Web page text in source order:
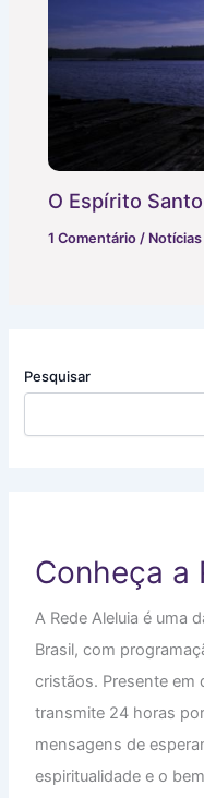
O Espírito
1 Comentário / Notícias
Pesquisar
Conheça a
A Rede Aleluia é uma
Brasil, com
cristãos. Presente em
transmite 24 horas
mensagens de
espiritualidade e o